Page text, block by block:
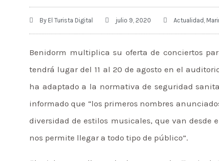
By El Turista Digital julio 9, 2020 Actualidad
Benidorm multiplica su oferta de conciertos
tendrá lugar del 11 al 20 de agosto en el
ha adaptado a la normativa de seguridad
informado que “los primeros nombres
diversidad de estilos musicales, que van desde
nos permite llegar a todo tipo de público”.